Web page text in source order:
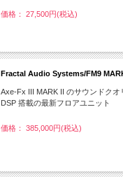
価格： 27,500円(税込)
Fractal Audio Systems/FM9
Axe-Fx III MARK II のサウンドクオ
DSP 搭載の最新フロアユニット
価格： 385,000円(税込)